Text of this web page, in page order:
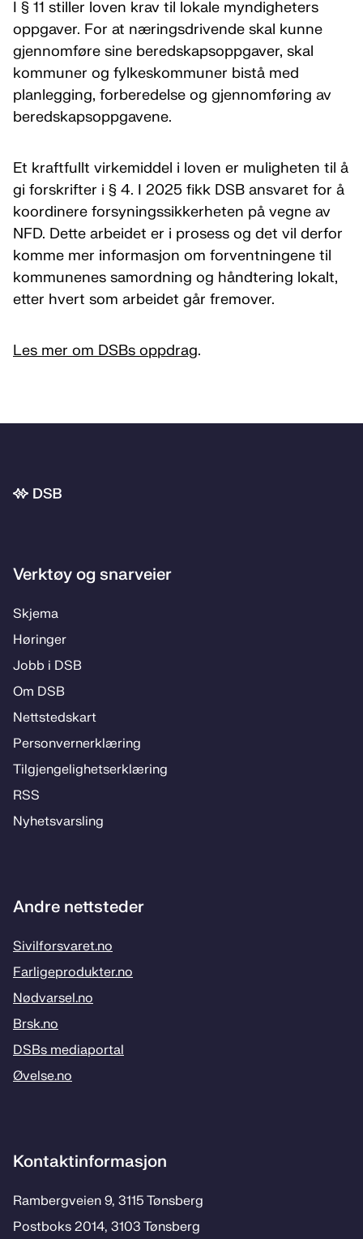
I § 11 stiller loven krav til lokale myndigheters
oppgaver. For at næringsdrivende skal kunne
gjennomføre sine beredskapsoppgaver, skal
kommuner og fylkeskommuner bistå med
planlegging, forberedelse og gjennomføring av
beredskapsoppgavene.
Et kraftfullt virkemiddel i loven er muligheten til å
gi forskrifter i § 4. I 2025 fikk DSB ansvaret for å
koordinere forsyningssikkerheten på vegne av
NFD. Dette arbeidet er i prosess og det vil derfor
komme mer informasjon om forventningene til
kommunenes samordning og håndtering lokalt,
etter hvert som arbeidet går fremover.
Les mer om DSBs oppdrag.
Bunnområde
Verktøy og snarveier
Skje­­ma
Hø­rin­­ger
Jobb i DSB
Om DSB
Nett­steds­­kart
Per­­son­ver­n­er­klæ­­ring
Til­­­gjen­­ge­­lig­hets­­er­klæ­­ring
RSS
Ny­hets­­vars­­ling
Andre nettsteder
Sivilforsvaret.no
Farligeprodukter.no
Nødvarsel.no
Brsk.no
DSBs mediaportal
Øvelse.no
Kontaktinformasjon
Rambergveien 9, 3115 Tønsberg
Postboks 2014, 3103 Tønsberg